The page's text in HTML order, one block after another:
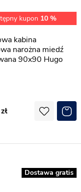
kupon 10 %
narożna miedź
90x90 Hugo
Dostawa gratis